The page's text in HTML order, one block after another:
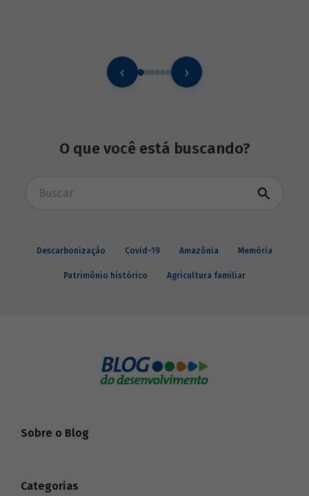
‹ ›
O que você está buscando?
Descarbonização Covid-19 Amazônia Memória
Patrimônio histórico Agricultura familiar
Sobre o Blog
Categorias